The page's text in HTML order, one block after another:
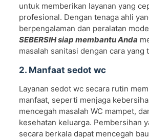
untuk memberikan layanan yang
profesional. Dengan tenaga ahli
berpengalaman dan peralatan
SEBERSIH siap membantu Anda
masalah sanitasi dengan cara yang
2. Manfaat sedot wc
Layanan sedot wc secara rutin
manfaat, seperti menjaga
mencegah masalah WC mampet,
kesehatan keluarga. Pembersihan
secara berkala dapat mencegah